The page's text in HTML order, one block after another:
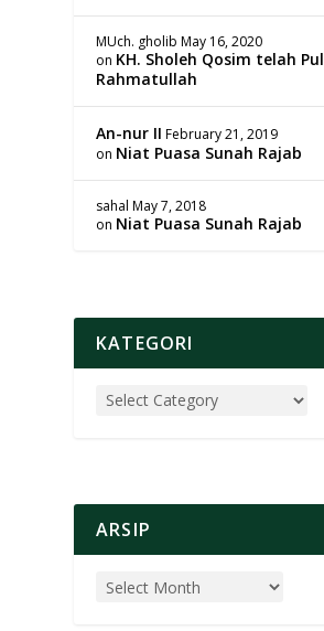
MUch. gholib May 16, 2020
on KH. Sholeh Qosim telah
Rahmatullah
An-nur II February 21, 2019
on Niat Puasa Sunah Rajab
sahal May 7, 2018
on Niat Puasa Sunah Rajab
KATEGORI
ARSIP